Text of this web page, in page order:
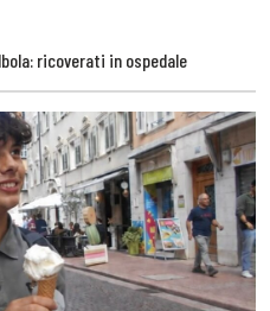
ricoverati in ospedale